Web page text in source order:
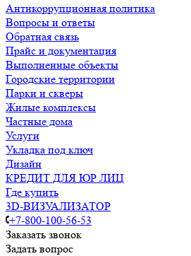
Антикоррупционная политика
Вопросы и ответы
Обратная связь
Прайс и документация
Выполненные объекты
Городские территории
Парки и скверы
Жилые комплексы
Частные дома
Услуги
Укладка под ключ
Дизайн
КРЕДИТ ДЛЯ ЮР ЛИЦ
Где купить
3D-ВИЗУАЛИЗАТОР
+7-800-100-56-53
Заказать звонок
Задать вопрос